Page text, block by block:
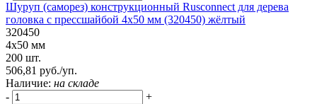
Шуруп (саморез) конструкционный Rusconnect для дерева
головка с прессшайбой 4х50 мм (320450) жёлтый
320450
4х50 мм
200 шт.
506,81 руб./уп.
Наличие: на складе
-
+